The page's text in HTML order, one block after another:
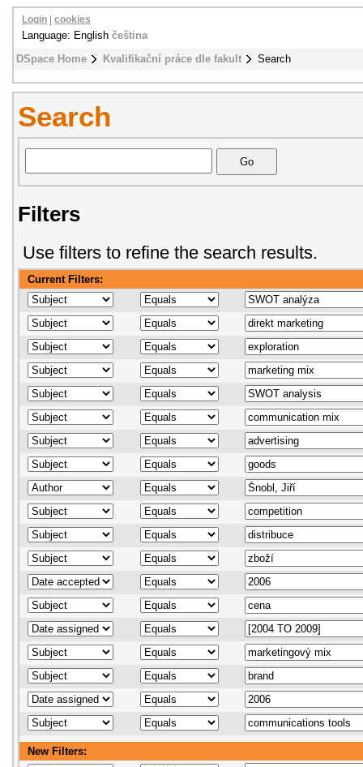
DSpace Home Kvalifikační práce dle fakult Search
Login cookies
Language: English čeština
Search
Filters
Use filters to refine the search results.
Current Filters:
New Filters: